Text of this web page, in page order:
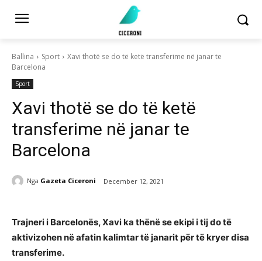
Ballina Sport
Xavi thotë se do të ketë transferime në janar te
Barcelona
Sport
Xavi thotë se do të ketë
transferime në janar te
Barcelona
Nga Gazeta Ciceroni December 12, 2021
Trajneri i Barcelonës, Xavi ka thënë se ekipi i tij do të
aktivizohen në afatin kalimtar të janarit për të kryer disa
transferime.